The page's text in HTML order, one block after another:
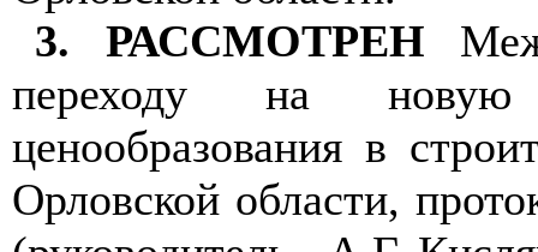
3. РАССМОТРЕН
переходу на новую
ценообразования в
Орловской области,